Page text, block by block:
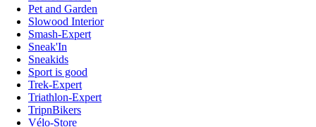
Pet and Garden
Slowood Interior
Smash-Expert
Sneak'In
Sneakids
Sport is good
Trek-Expert
Triathlon-Expert
TripnBikers
Vélo-Store